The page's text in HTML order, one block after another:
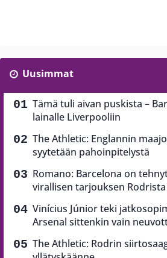
Uusimmat
Tämä tuli aivan puskista –
lainalle Liverpooliin
The Athletic: Englannin
syytetään pahoinpitelystä
Romano: Barcelona on
virallisen tarjouksen Rodrista
Vinícius Júnior teki
Arsenal sittenkin vain
The Athletic: Rodrin